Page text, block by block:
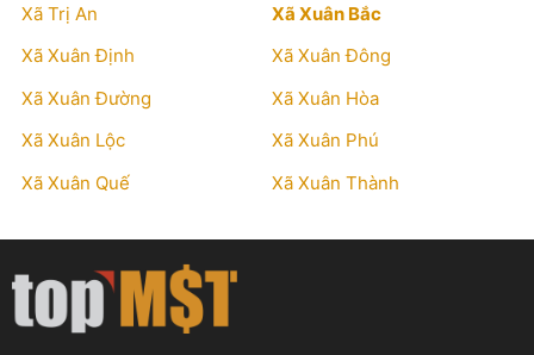
Xã Trị An
Xã Xuân Bắc
Xã Xuân Định
Xã Xuân Đông
Xã Xuân Đường
Xã Xuân Hòa
Xã Xuân Lộc
Xã Xuân Phú
Xã Xuân Quế
Xã Xuân Thành